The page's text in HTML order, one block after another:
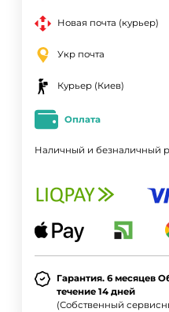
Новая почта (курьер)
Укр почта
Курьер (Киев)
Оплата
Наличный и безналичный
Гарантия. 6 месяцев
течение 14 дней
(Собственный